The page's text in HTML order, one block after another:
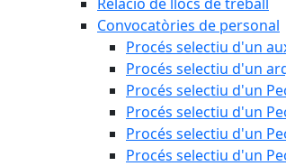
Convocatòries de personal
Procés selectiu d'un
Procés selectiu d'un
Procés selectiu d'un
Procés selectiu d'un
Procés selectiu d'un
Procés selectiu d'un